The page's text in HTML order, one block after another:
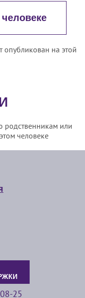
опубликован на этой
родственникам или
человеке
25